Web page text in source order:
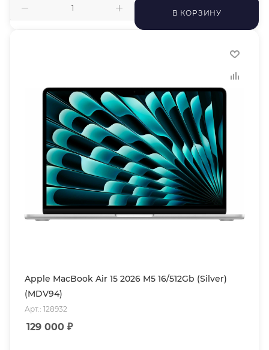
В КОРЗИНУ
Apple MacBook Air 15 2026 M5 16/512Gb (Silver)
(MDV94)
Арт.: 128932
129 000 ₽